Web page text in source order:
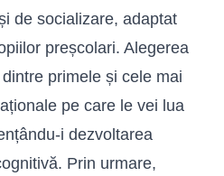
de socializare, adaptat
preșcolari. Alegerea
primele și cele mai
pe care le vei lua
i dezvoltarea
Prin urmare,